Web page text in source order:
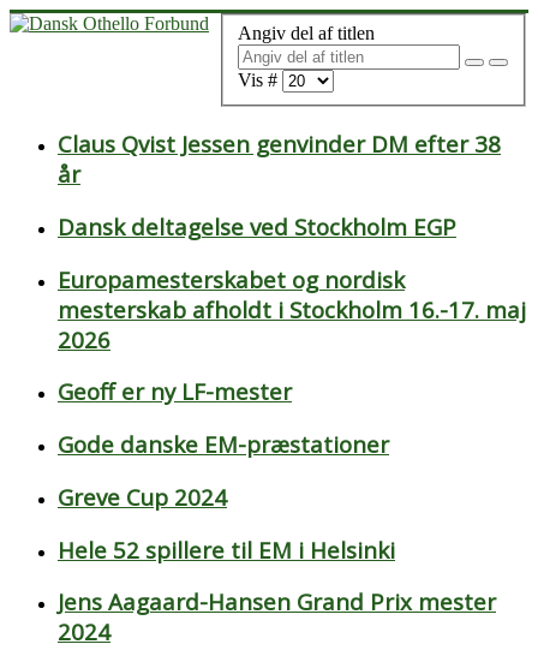
Angiv del af titlen
Vis #
Claus Qvist Jessen genvinder DM efter 38
år
Dansk deltagelse ved Stockholm EGP
Europamesterskabet og nordisk
mesterskab afholdt i Stockholm 16.-17. maj
2026
Geoff er ny LF-mester
Gode danske EM-præstationer
Greve Cup 2024
Hele 52 spillere til EM i Helsinki
Jens Aagaard-Hansen Grand Prix mester
2024